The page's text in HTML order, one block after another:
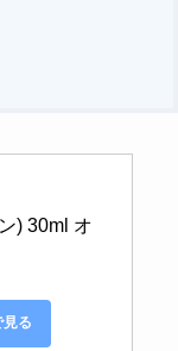
) 30ml オ
る